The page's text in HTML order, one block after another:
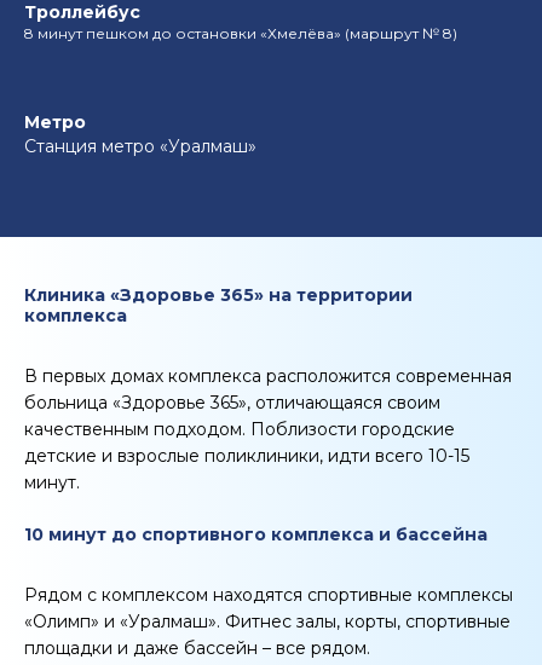
Троллейбус
8 минут пешком до остановки «Хмелёва» (маршрут № 8)
Метро
Станция метро «Уралмаш»
Клиника «Здоровье 365» на территории
комплекса
В первых домах комплекса расположится современная
больница «Здоровье 365», отличающаяся своим
качественным подходом. Поблизости городские
детские и взрослые поликлиники, идти всего 10-15
минут.
10 минут до спортивного комплекса и бассейна
Рядом с комплексом находятся спортивные комплексы
«Олимп» и «Уралмаш». Фитнес залы, корты, спортивные
площадки и даже бассейн – все рядом.